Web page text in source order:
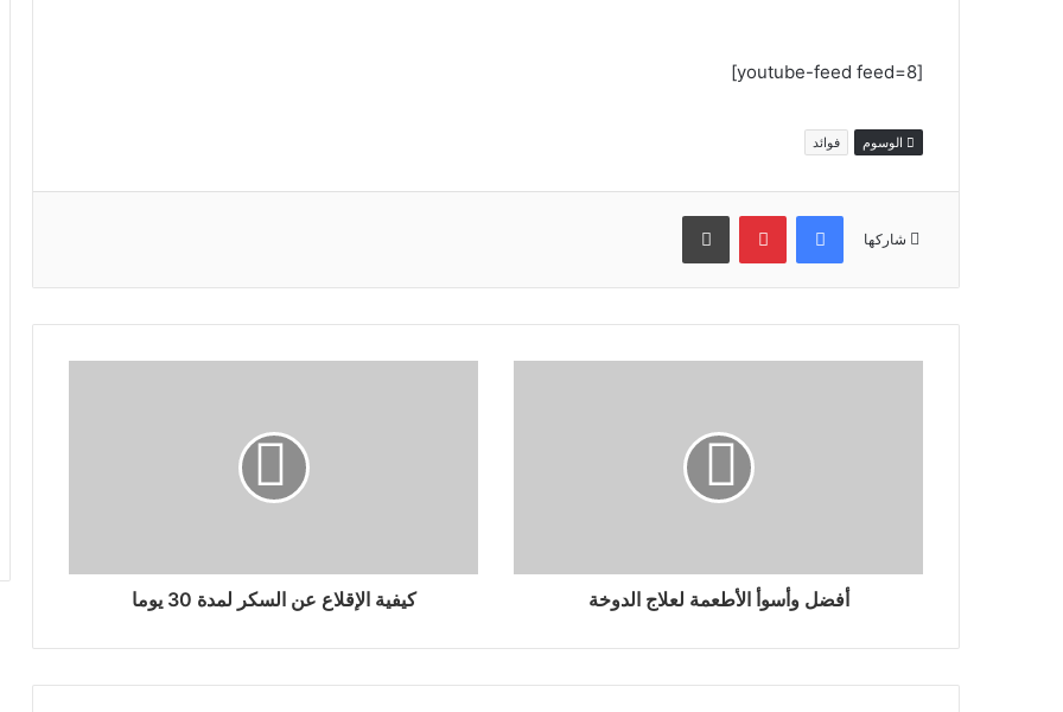
[youtube-feed feed=8]
الوسوم فوائد
شاركها
فيسبوك بينتيريستطباعة
أفضل وأسوأ الأطعمة لعلاج الدوخة كيفية الإقلاع عن السكر لمدة 30 يوما